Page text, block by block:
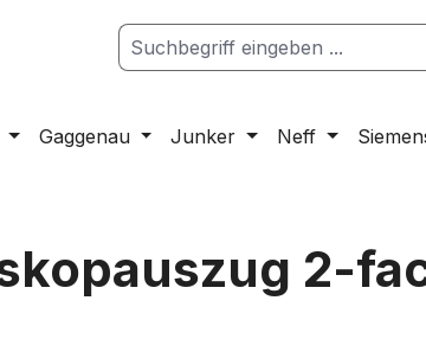
Gaggenau Junker Neff
2-